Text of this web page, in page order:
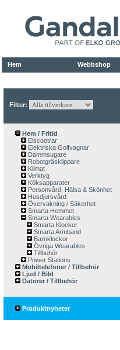
Hem Webbshop
Filter:
Hem / Fritid
Elscootrar
Elektriska Golfvagnar
Dammsugare
Robotgräsklippare
Klimat
Verktyg
Köksapparater
Personvård, Hälsa & Skönhet
Husdjursvård
Övervakning / Säkerhet
Smarta Hemmet
Smarta Wearables
Smarta Klockor
Smarta Armband
Barnklockor
Övriga Wearables
Tillbehör
Power Stations
Mobiltelefoner / Tillbehör
Ljud / Bild
Datorer / Tillbehör
Produktnyheter